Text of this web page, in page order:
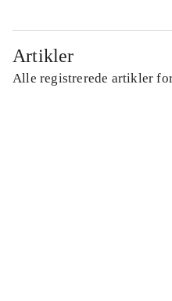
Artikler
Alle registrerede artikler